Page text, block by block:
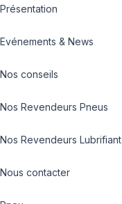
Présentation
Evénements & News
Nos conseils
Nos Revendeurs Pneus
Nos Revendeurs Lubrifiant
Nous contacter